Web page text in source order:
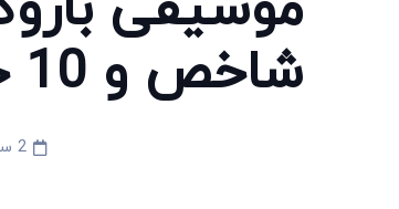
شاخص و 10 حقیقت جالب
2 سال پیش